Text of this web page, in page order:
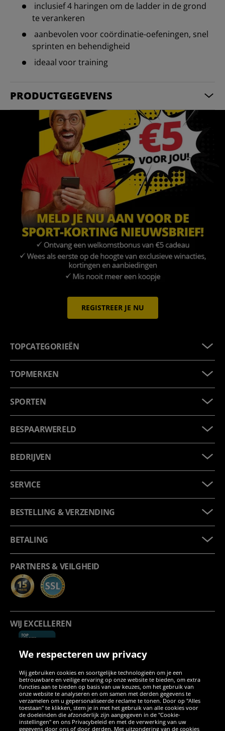
inclusief 4 haringen om de ladder in de grond
te verankeren
aanbevolen voor coördinatie-oefeningen, snel
sprinten en behendigheid
ideaal voor training
PRODUCTGEGEVENS
REGISTREER JE NU
TOPCATEGORIEËN
TOPMERKEN
SPORTEN
BESPAARWERELD
BEDRIJVEN
SERVICE
BESTELLING & VERZENDING
BETALING
PARTNERS & VEILGHEID
WIJ EXCELLEREN
SOCIALE MEDIA
FacebookInstagram
WhatsApp
TikTokTwitterYouTube
We respecteren uw privacy
Wij gebruiken cookies en soortgelijke technologieën om je een
betrouwbare en veilige ervaring op onze website te bieden, om extra
functies aan te bieden op basis van uw keuzes, om het gebruik van
onze website te analyseren en om samen met derden gegevens te
verzamelen om u gepersonaliseerde reclame te tonen. Door op "Alles
toestaan" te klikken, stem je in met het gebruik van alle cookies voor
de doeleinden die afzonderlijk zijn aangegeven in de "Cookie-
instellingen" en ons Privacybeleid en met de verwerking van uw
gegevens door ons of door derden. Met uitzondering van de cookies